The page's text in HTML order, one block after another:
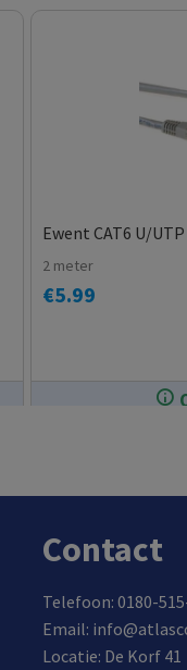
Ewent CAT6 U/
€5.99
2 meter
Contact
Telefoon: 0180-
Email:
Locatie: De Korf 41